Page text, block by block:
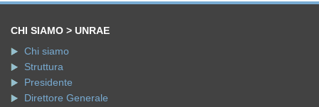
CHI SIAMO > UNRAE
Chi siamo
Struttura
Presidente
Direttore Generale